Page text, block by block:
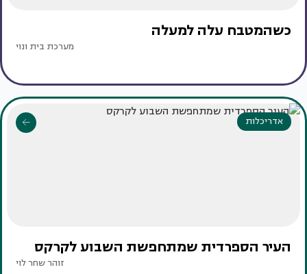
כשהמטבח עלה למעלה
מערכת בית ונוי
אדריכלות
העיר הספרדית שמתחפשת השבוע לקרקס
זוהר שחר לוי